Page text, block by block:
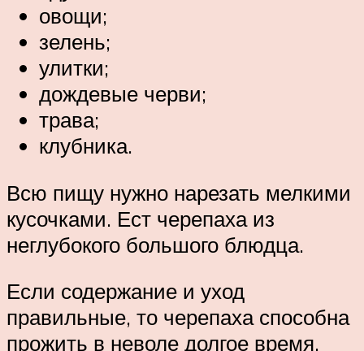
овощи;
зелень;
улитки;
дождевые черви;
трава;
клубника.
Всю пищу нужно нарезать мелкими
кусочками. Ест черепаха из
неглубокого большого блюдца.
Если содержание и уход
правильные, то черепаха способна
прожить в неволе долгое время.